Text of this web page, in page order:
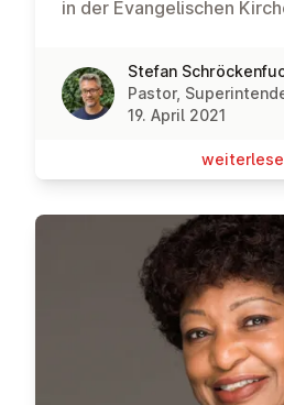
in der Evangelischen
Stefan
Pastor,
19. April 2021